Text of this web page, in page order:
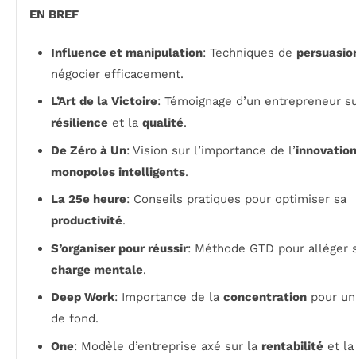
EN BREF
Influence et manipulation: Techniques de
négocier efficacement.
L’Art de la Victoire: Témoignage d’un entrepreneur
résilience et la qualité.
De Zéro à Un: Vision sur l’importance de l’innovation
monopoles intelligents.
La 25e heure: Conseils pratiques pour optimiser sa
productivité.
S’organiser pour réussir: Méthode GTD pour alléger
charge mentale.
Deep Work: Importance de la concentration pour
de fond.
One: Modèle d’entreprise axé sur la rentabilité et